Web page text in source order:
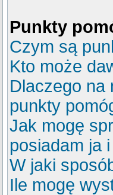
Punkty
Czym są
Kto może
Dlaczego na
punkty
Jak mogę
posiadam ja
W jaki
Ile mogę